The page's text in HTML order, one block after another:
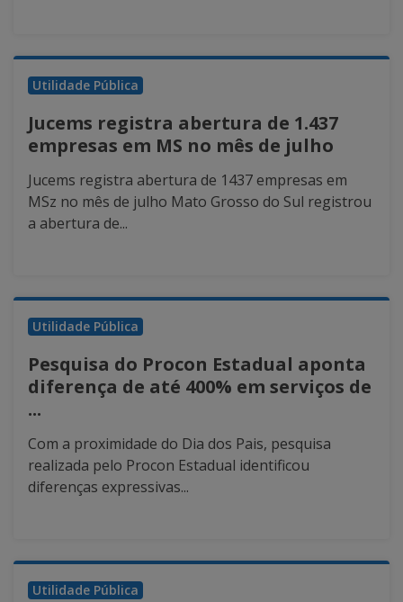
Utilidade Pública
Jucems registra abertura de 1.437
empresas em MS no mês de julho
Jucems registra abertura de 1437 empresas em
MSz no mês de julho Mato Grosso do Sul registrou
a abertura de...
Utilidade Pública
Pesquisa do Procon Estadual aponta
diferença de até 400% em serviços de
...
Com a proximidade do Dia dos Pais, pesquisa
realizada pelo Procon Estadual identificou
diferenças expressivas...
Utilidade Pública